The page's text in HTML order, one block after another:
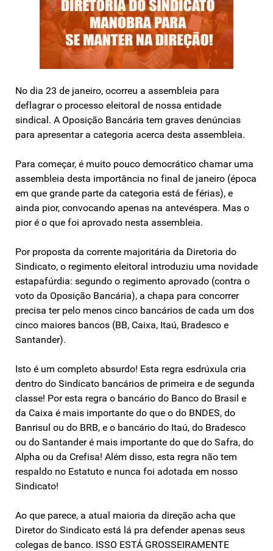
No dia 23 de janeiro, ocorreu a assembleia para
deflagrar o processo eleitoral de nossa entidade
sindical. A Oposição Bancária tem graves denúncias
para apresentar a categoria acerca desta assembleia.
Para começar, é muito pouco democrático chamar uma
assembleia desta importância no final de janeiro (época
em que grande parte da categoria está de férias), e
ainda pior, convocando apenas na antevéspera. Mas o
pior é o que foi aprovado nesta assembleia.
Por proposta da corrente majoritária da Diretoria do
Sindicato, o regimento eleitoral introduziu uma novidade
estapafúrdia: segundo o regimento aprovado (contra o
voto da Oposição Bancária), a chapa para concorrer
precisa ter pelo menos cinco bancários de cada um dos
cinco maiores bancos (BB, Caixa, Itaú, Bradesco e
Santander).
Isto é um completo absurdo! Esta regra esdrúxula cria
dentro do Sindicato bancários de primeira e de segunda
classe! Por esta regra o bancário do Banco do Brasil e
da Caixa é mais importante do que o do BNDES, do
Banrisul ou do BRB, e o bancário do Itaú, do Bradesco
ou do Santander é mais importante do que do Safra, do
Alpha ou da Crefisa! Além disso, esta regra não tem
respaldo no Estatuto e nunca foi adotada em nosso
Sindicato!
Ao que parece, a atual maioria da direção acha que
Diretor do Sindicato está lá pra defender apenas seus
colegas de banco. ISSO ESTÁ GROSSEIRAMENTE